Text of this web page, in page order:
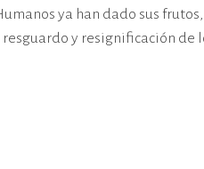
ya han dado sus
y resignificación